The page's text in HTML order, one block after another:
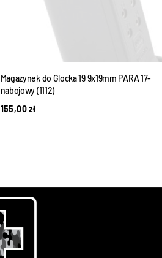
Magazynek do Glocka 19 9x19mm PARA 17-
nabojowy (1112)
155,00zł